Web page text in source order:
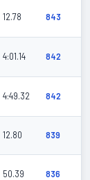
12.78 843
4:01.14 842
4:49.32 842
12.80 839
50.39 836